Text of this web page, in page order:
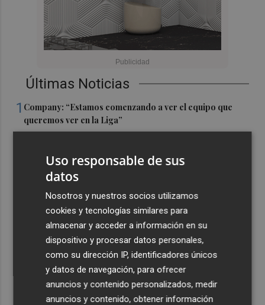
Últimas Noticias
1 Company: “Estamos comenzando a ver el equipo que
queremos ver en la Liga”
movilizan en Moratalla por un incendio forestal
Jorge Martín suma su tercera victoria 'sprint' del año y
es más líder
España amplía a siete aeropuertos, entre ellos Alicante-
Elche y Manises, los controles aleatorios a viajeros de
La Biblioteca Valenciana conmemora el 750 aniversario
del legado de Jaume I
Uso responsable de sus
datos
Nosotros y nuestros socios utilizamos
cookies y tecnologías similares para
almacenar y acceder a información en su
dispositivo y procesar datos personales,
como su dirección IP, identificadores únicos
y datos de navegación, para ofrecer
anuncios y contenido personalizados, medir
anuncios y contenido, obtener información